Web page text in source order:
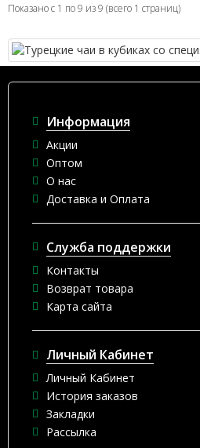
Показано с 1 по 9 из 9 (всего 1 страниц)
Информация
Акции
Оптом
О нас
Доставка и Оплата
Служба поддержки
Контакты
Возврат товара
Карта сайта
Личный Кабинет
Личный Кабинет
История заказов
Закладки
Рассылка